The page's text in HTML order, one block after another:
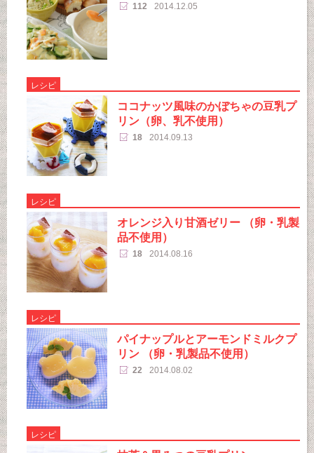
112 2014.12.05
レシピ
ココナッツ風味のかぼちゃの豆乳プ
リン（卵、乳不使用）
18 2014.09.13
レシピ
オレンジ入り甘酒ゼリー （卵・乳製
品不使用）
18 2014.08.16
レシピ
パイナップルとアーモンドミルクプ
リン （卵・乳製品不使用）
22 2014.08.02
レシピ